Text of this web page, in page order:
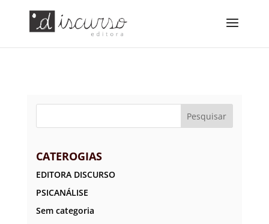
CATEROGIAS
EDITORA DISCURSO
PSICANÁLISE
Sem categoria